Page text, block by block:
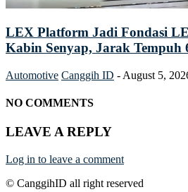
LEX Platform Jadi Fondasi
Kabin Senyap, Jarak Tempuh
Automotive Canggih ID - August 5,
NO COMMENTS
LEAVE A REPLY
Log in to leave a comment
© CanggihID all right reserved